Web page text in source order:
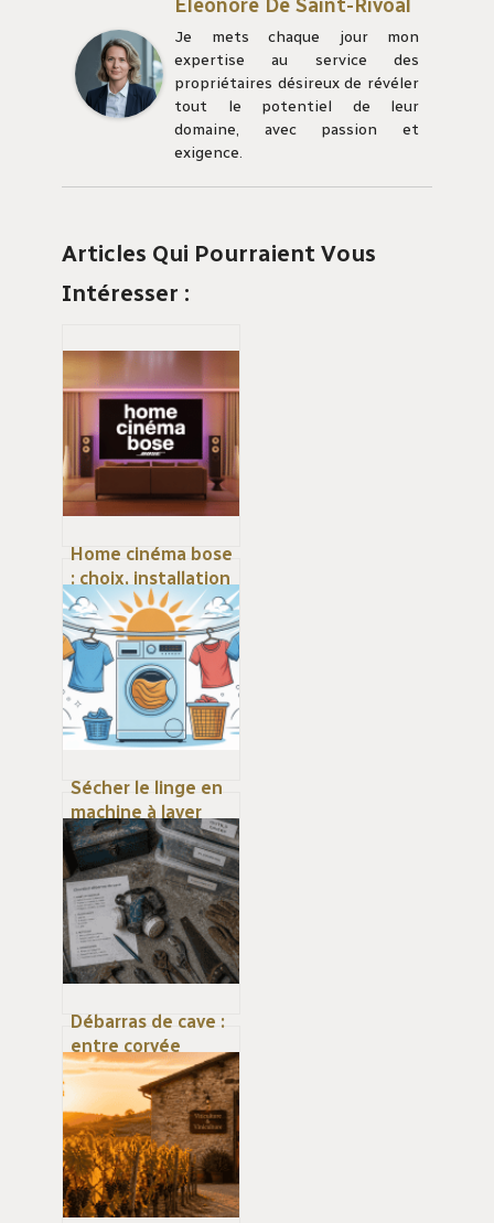
Éléonore De Saint-Rivoal
Je mets chaque jour mon
expertise au service des
propriétaires désireux de révéler
tout le potentiel de leur
domaine, avec passion et
exigence.
Articles Qui Pourraient Vous
Intéresser :
Home cinéma bose
: choix, installation
et expérience
sonore à la maison
Sécher le linge en
machine à laver
sans sèche-linge
dédié : mode
d’emploi
Débarras de cave :
entre corvée
logistique et
valorisation
immobilière,
comment réussir ?